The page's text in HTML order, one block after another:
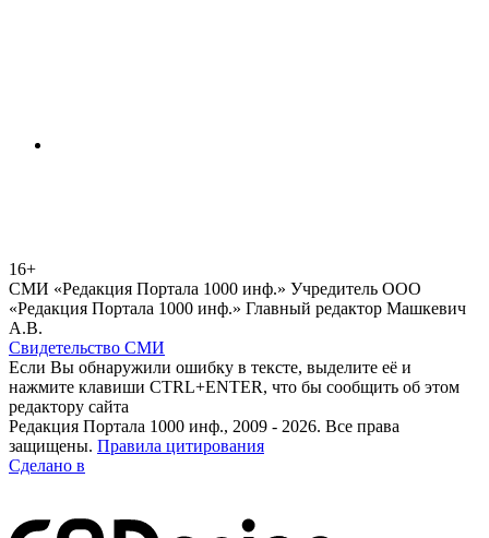
16+
СМИ «Редакция Портала 1000 инф.» Учредитель ООО
«Редакция Портала 1000 инф.» Главный редактор Машкевич
А.В.
Свидетельство СМИ
Если Вы обнаружили ошибку в тексте, выделите её и
нажмите клавиши CTRL+ENTER, что бы сообщить об этом
редактору сайта
Редакция Портала 1000 инф., 2009 - 2026. Все права
защищены. Правила цитирования
Сделано в